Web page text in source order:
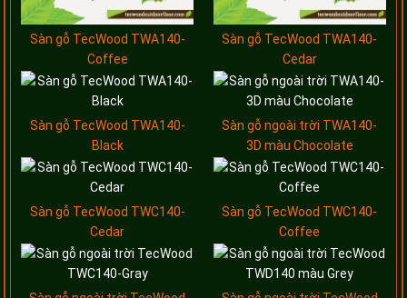
Sàn gỗ TecWood TWA140-
Coffee
Sàn gỗ TecWood TWA140-
Cedar
Sàn gỗ TecWood TWA140-
Black
Sàn gỗ ngoài trời TWA140-
3D màu Chocolate
Sàn gỗ TecWood TWC140-
Cedar
Sàn gỗ TecWood TWC140-
Coffee